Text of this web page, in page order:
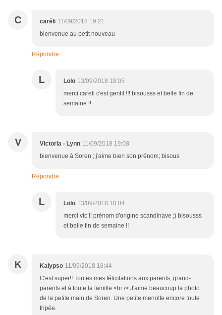
C caréli 11/09/2018 19:21
bienvenue au petit nouveau
Répondre
L Lolo 13/09/2018 18:05
merci careli c'est gentil !!! bisousss et belle fin de
semaine !!
V Victoria - Lynn 11/09/2018 19:08
bienvenue à Soren ; j'aime bien son prénom; bisous
Répondre
L Lolo 13/09/2018 18:04
merci vic !! prénom d'origine scandinave ;) bisousss
et belle fin de semaine !!
K Kalypso 11/09/2018 18:44
C'est super!! Toutes mes félicitations aux parents, grand-
parents et à toute la famille.<br /> J'aime beaucoup la photo
de la petite main de Soren. Une petite menotte encore toute
fripée.